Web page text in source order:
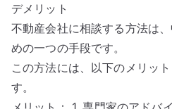
デメリット
不動産会社に相談する方法は
めの一つの手段です。
この方法には、以下のメリッ
す。